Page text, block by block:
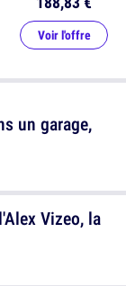
Voir l'offre
Vizeo, la
un garage,